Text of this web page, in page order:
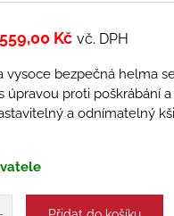
Kč vč. DPH
vysoce bezpečná helma
úpravou proti poškrábání
a odnímatelný